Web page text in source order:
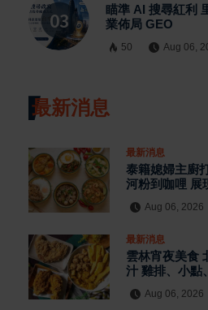
瞄準 AI 搜尋紅利
業佈局 GEO
50 Aug 06,
最新消息
最新消息
泰籍媳婦主廚
河粉到咖哩 展
Aug 06, 2026
最新消息
雲林宵夜美食
汁 雞排、小點
Aug 06, 2026